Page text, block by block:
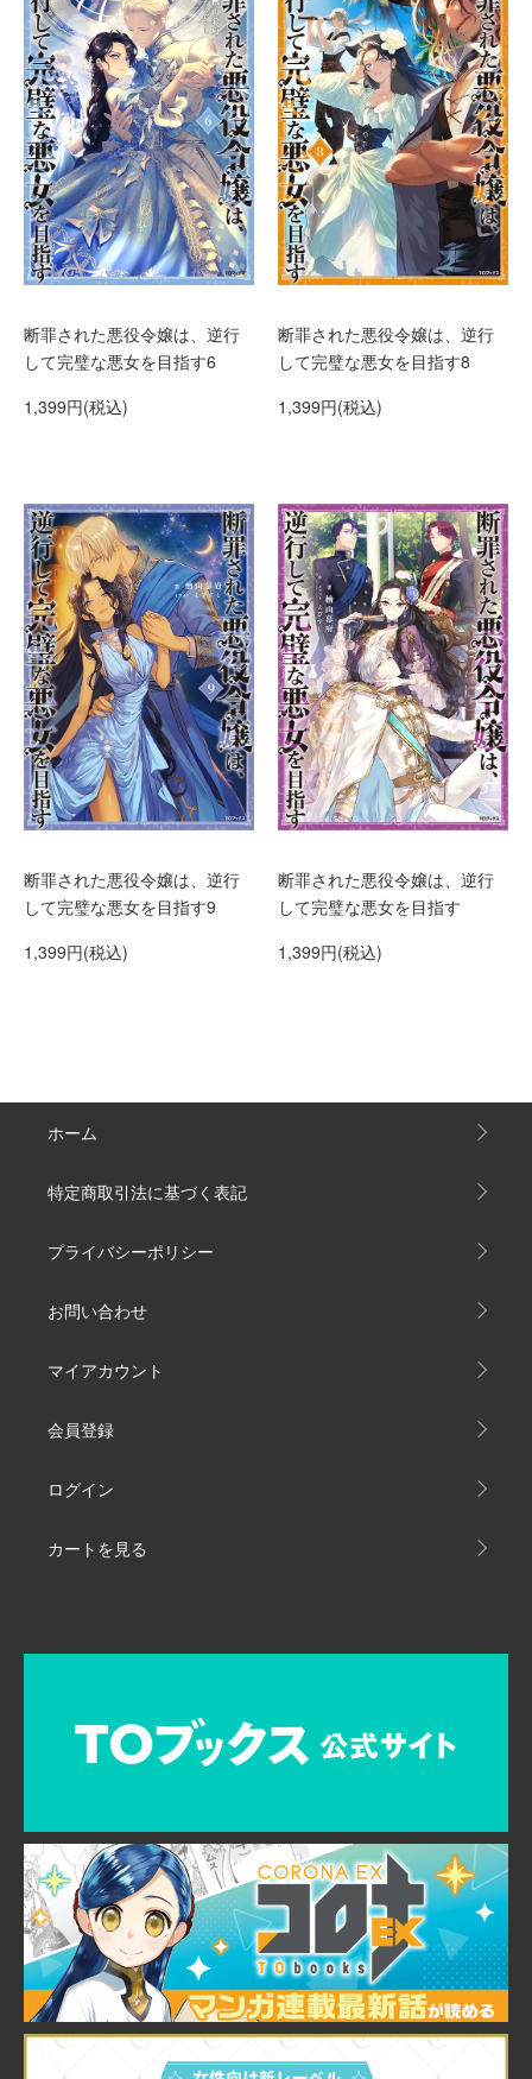
断罪された悪役令嬢は、逆行
して完璧な悪女を目指す6
1,399円(税込)
断罪された悪役令嬢は、逆行
して完璧な悪女を目指す8
1,399円(税込)
断罪された悪役令嬢は、逆行
して完璧な悪女を目指す9
1,399円(税込)
断罪された悪役令嬢は、逆行
して完璧な悪女を目指す
1,399円(税込)
ホーム
特定商取引法に基づく表記
プライバシーポリシー
お問い合わせ
マイアカウント
会員登録
ログイン
カートを見る